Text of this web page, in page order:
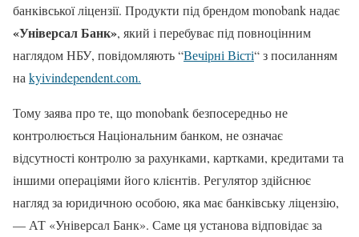
банківської ліцензії. Продукти під брендом monobank надає
«Універсал Банк», який і перебуває під повноцінним
наглядом НБУ, повідомляють “Вечірні Вісті“ з посиланням
на kyivindependent.com.
Тому заява про те, що monobank безпосередньо не
контролюється Національним банком, не означає
відсутності контролю за рахунками, картками, кредитами та
іншими операціями його клієнтів. Регулятор здійснює
нагляд за юридичною особою, яка має банківську ліцензію,
— АТ «Універсал Банк». Саме ця установа відповідає за